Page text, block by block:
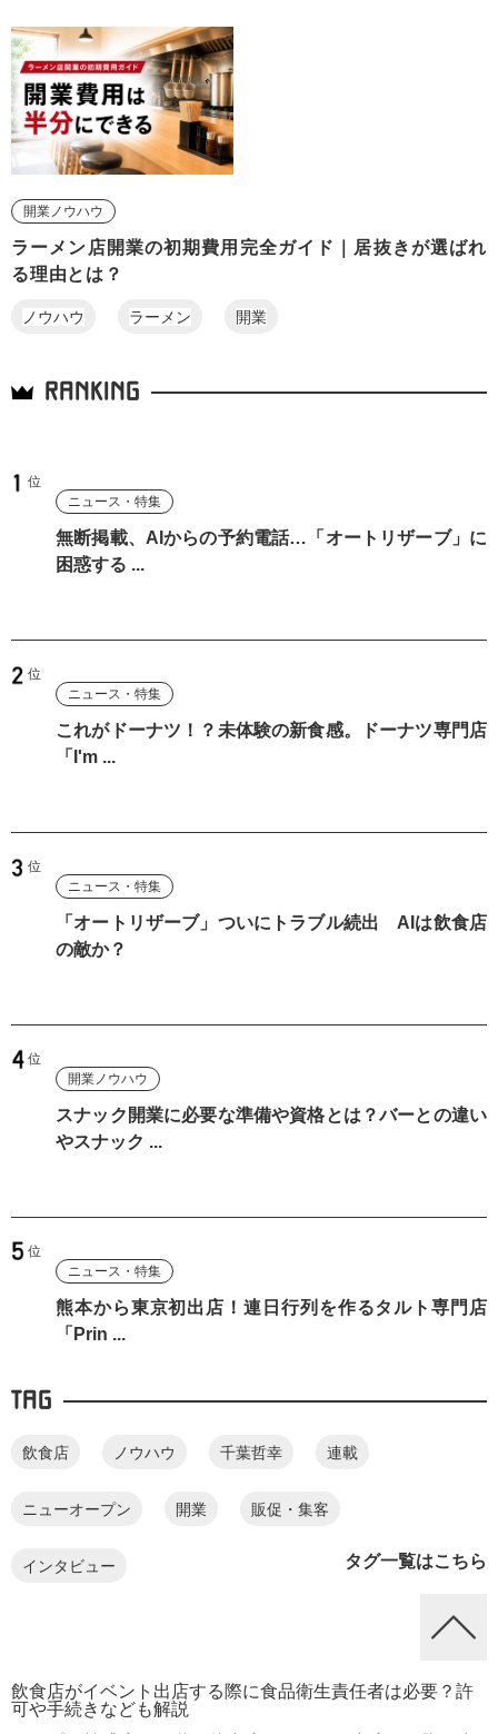
開業ノウハウ
ラーメン店開業の初期費用完全ガイド｜居抜きが選ばれ
る理由とは？
ノウハウ ラーメン 開業
RANKING
ニュース・特集
無断掲載、AIからの予約電話…「オートリザーブ」に
困惑する ...
ニュース・特集
これがドーナツ！？未体験の新食感。ドーナツ専門店
「I'm ...
ニュース・特集
「オートリザーブ」ついにトラブル続出 AIは飲食店
の敵か？
開業ノウハウ
スナック開業に必要な準備や資格とは？バーとの違い
やスナック ...
ニュース・特集
熊本から東京初出店！連日行列を作るタルト専門店
「Prin ...
TAG
飲食店 ノウハウ 千葉哲幸 連載
ニューオープン 開業 販促・集客
インタビュー タグ一覧はこちら
飲食店がイベント出店する際に食品衛生責任者は必要？許
可や手続きなども解説